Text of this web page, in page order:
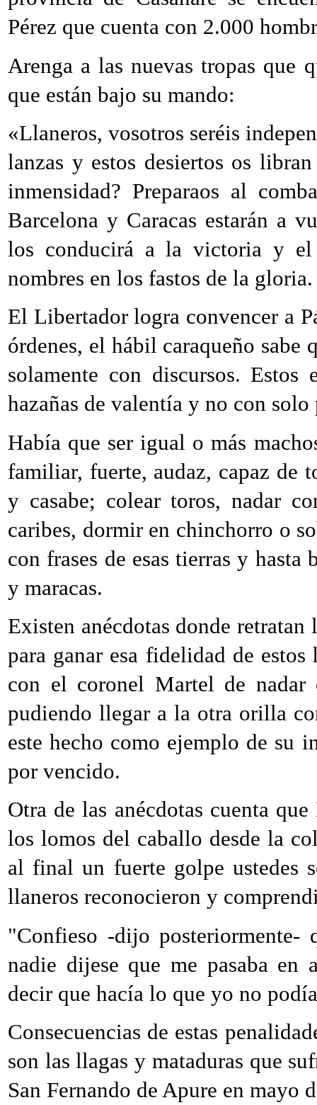
Pérez que cuenta con 2.000
Arenga a las nuevas tropas que
que están bajo su mando:
«Llaneros, vosotros seréis
lanzas y estos desiertos os
inmensidad? Preparaos al
Barcelona y Caracas estarán a
los conducirá a la victoria y el
nombres en los fastos de la
El Libertador logra convencer a
órdenes, el hábil caraqueño sabe
solamente con discursos.
hazañas de valentía y no con
Había que ser igual o más
familiar, fuerte, audaz, capaz de
y casabe; colear toros, nadar
caribes, dormir en chinchorro o
con frases de esas tierras y
y maracas.
Existen anécdotas donde
para ganar esa fidelidad de
con el coronel Martel de
pudiendo llegar a la otra orilla
este hecho como ejemplo de su
por vencido.
Otra de las anécdotas cuenta
los lomos del caballo desde la
al final un fuerte golpe ustedes
llaneros reconocieron y
"Confieso -dijo posteriormente-
nadie dijese que me pasaba
decir que hacía lo que yo no
Consecuencias de estas
son las llagas y mataduras que
San Fernando de Apure en mayo